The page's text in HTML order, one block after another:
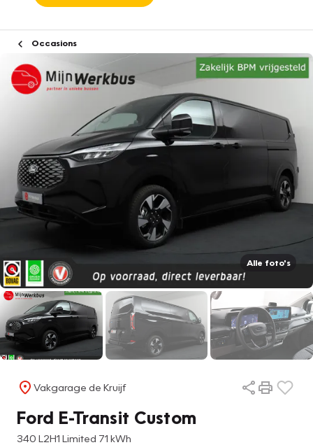
Occasions
Alle foto's
Vakgarage de Kruijf
Ford E-Transit Custom
340 L2H1 Limited 71 kWh